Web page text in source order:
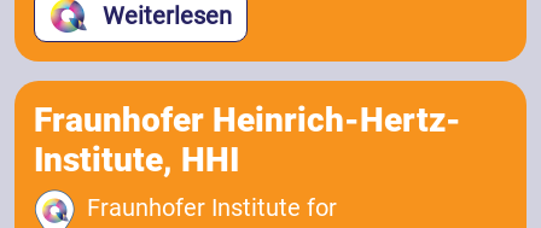
Weiterlesen
Fraunhofer Heinrich-Hertz-
Institute, HHI
Fraunhofer Institute for